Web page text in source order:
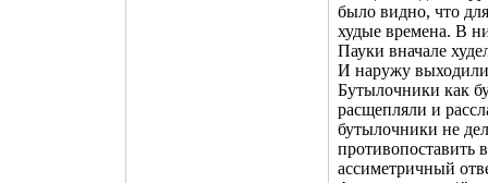
было видно, что
худые времена. В
Пауки вначале
И наружу
Бутылочники как
расщепляли и
бутылочники не
противопоставить
ассиметричный